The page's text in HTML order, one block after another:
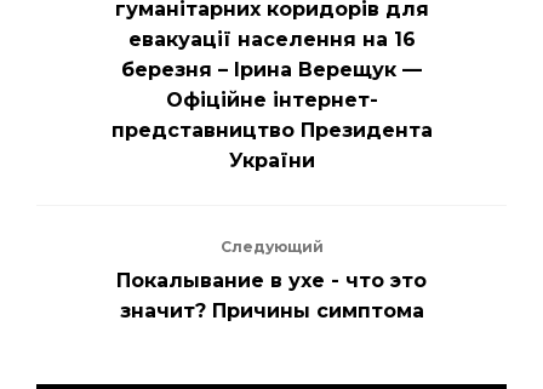
гуманітарних коридорів для
евакуації населення на 16
березня – Ірина Верещук —
Офіційне інтернет-
представництво Президента
України
Следующий
Покалывание в ухе - что это
значит? Причины симптома